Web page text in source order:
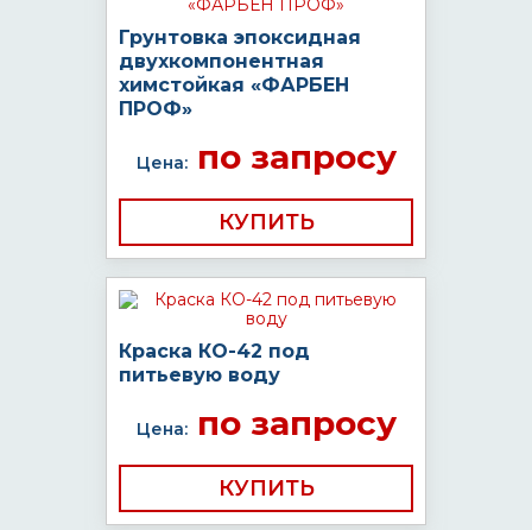
Грунтовка эпоксидная
двухкомпонентная
химстойкая «ФАРБЕН
ПРОФ»
Цена:по запросу
КУПИТЬ
Краска КО-42 под
питьевую воду
Цена:по запросу
КУПИТЬ